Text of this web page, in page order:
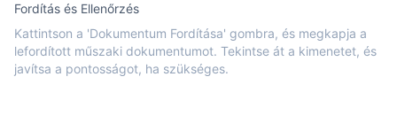
Fordítás és Ellenőrzés
Kattintson a 'Dokumentum Fordítása' gombra, és megkapja a
lefordított műszaki dokumentumot. Tekintse át a kimenetet, és
javítsa a pontosságot, ha szükséges.